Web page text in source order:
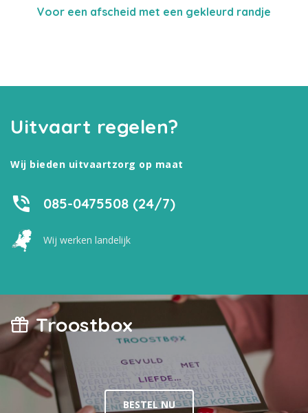
Voor een afscheid met een gekleurd randje
Uitvaart regelen?
Wij bieden uitvaartzorg op maat
085-0475508 (24/7)
Wij werken landelijk
Troostbox
BESTEL NU